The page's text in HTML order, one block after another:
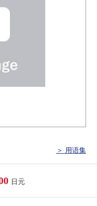
＞ 用语集
日元